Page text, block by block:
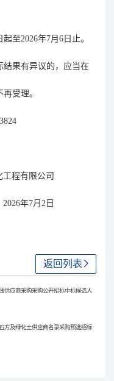
起至2026年7月6日止。
结果有异议的，应当在
受理。
程有限公司
2026年7月2日
返回列表
供应商采购采购公开招标中标候选人
方及绿化土供应商名录采购预选招标